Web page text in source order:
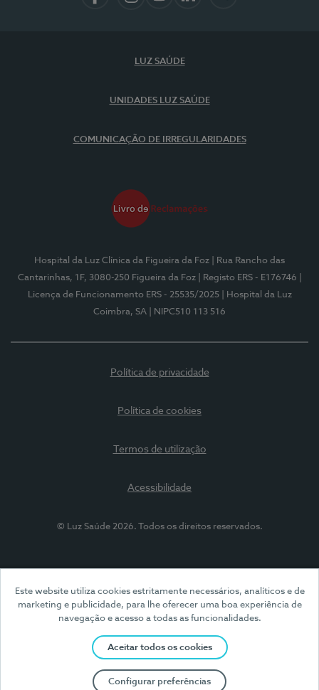
Este website utiliza cookies estritamente necessários, analíticos e de
marketing e publicidade, para lhe oferecer uma boa experiência de
navegação e acesso a todas as funcionalidades.
Aceitar todos os cookies
Configurar preferências
LUZ SAÚDE
UNIDADES LUZ SAÚDE
COMUNICAÇÃO DE IRREGULARIDADES
Hospital da Luz Clínica da Figueira da Foz
| Rua Rancho das
Cantarinhas, 1F, 3080-250 Figueira da Foz
| Registo ERS - E176746
Licença de Funcionamento ERS - 25535/2025
| Hospital da Luz
Coimbra, SA
| NIPC510 113 516
Política de privacidade
Política de cookies
Termos de utilização
Acessibilidade
© Luz Saúde 2026. Todos os direitos reservados.